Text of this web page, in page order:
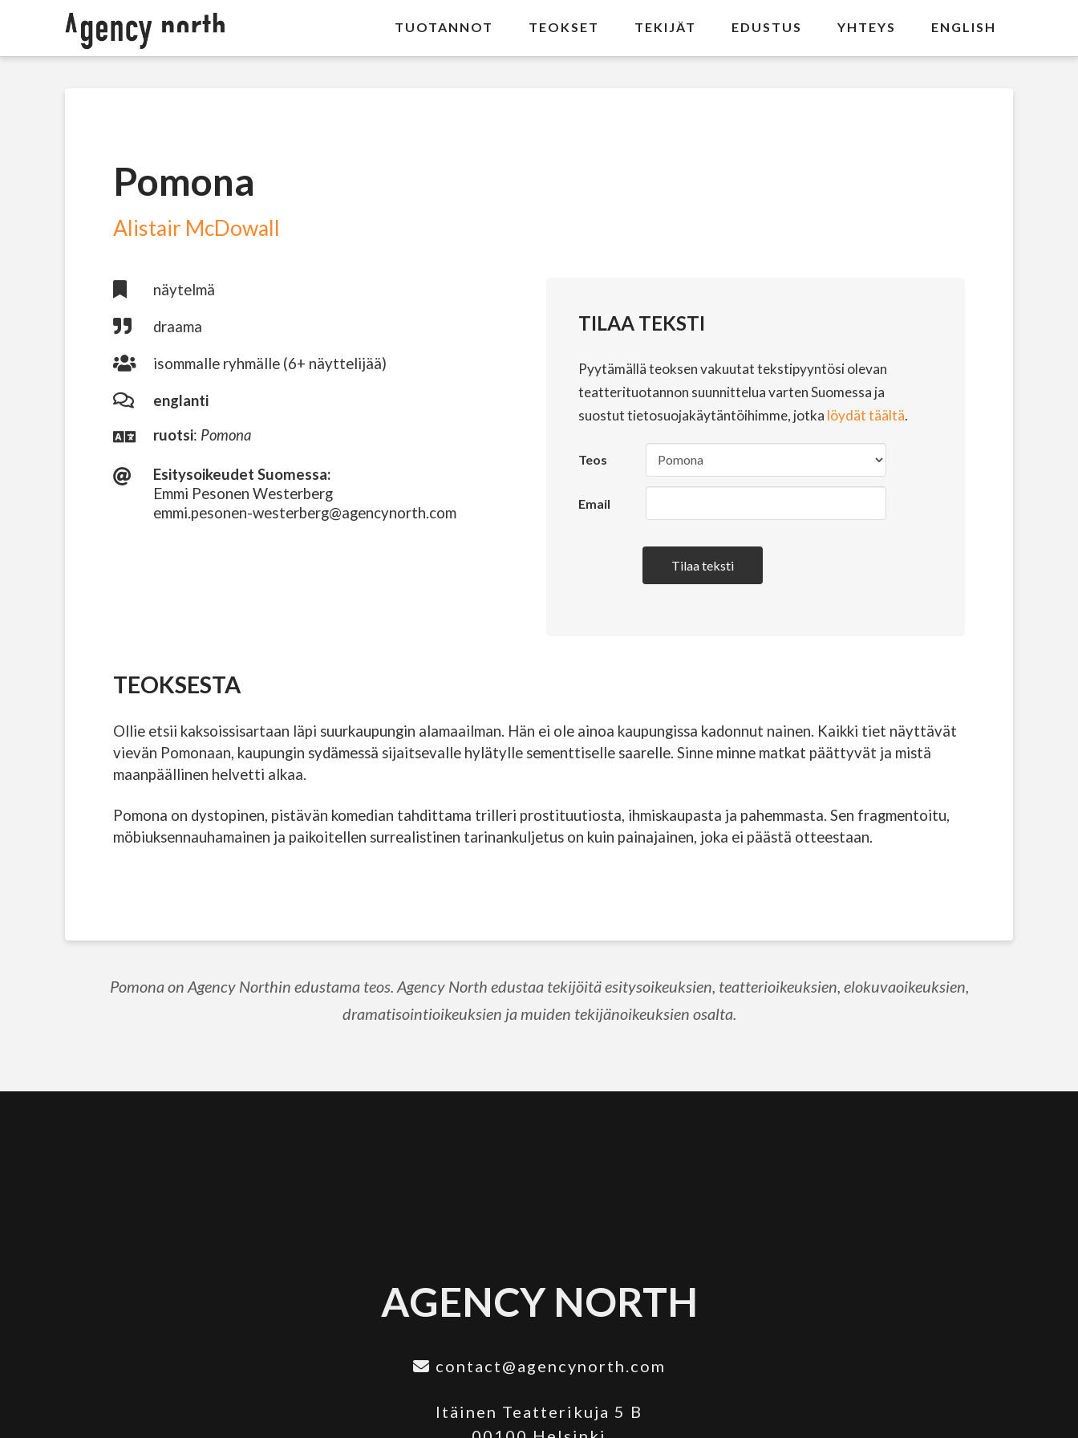
TUOTANNOT TEOKSET TEKIJÄT EDUSTUS YHTEYS ENGLISH
Pomona
Alistair McDowall
näytelmä
draama
isommalle ryhmälle (6+ näyttelijää)
englanti
ruotsi: Pomona
Esitysoikeudet Suomessa:
Emmi Pesonen Westerberg
emmi.pesonen-westerberg@agencynorth.com
TILAA TEKSTI
Pyytämällä teoksen vakuutat tekstipyyntösi olevan
teatterituotannon suunnittelua varten Suomessa ja
suostut tietosuojakäytäntöihimme, jotka löydät täältä.
Teos
Email
Tilaa teksti
TEOKSESTA
Ollie etsii kaksoissisartaan läpi suurkaupungin alamaailman. Hän ei ole ainoa kaupungissa kadonnut nainen. Kaikki tiet näyttävät
vievän Pomonaan, kaupungin sydämessä sijaitsevalle hylätylle sementtiselle saarelle. Sinne minne matkat päättyvät ja mistä
maanpäällinen helvetti alkaa.
Pomona on dystopinen, pistävän komedian tahdittama trilleri prostituutiosta, ihmiskaupasta ja pahemmasta. Sen fragmentoitu,
möbiuksennauhamainen ja paikoitellen surrealistinen tarinankuljetus on kuin painajainen, joka ei päästä otteestaan.
Pomona on Agency Northin edustama teos. Agency North edustaa tekijöitä esitysoikeuksien, teatterioikeuksien, elokuvaoikeuksien,
dramatisointioikeuksien ja muiden tekijänoikeuksien osalta.
AGENCY NORTH
contact@agencynorth.com
Itäinen Teatterikuja 5 B